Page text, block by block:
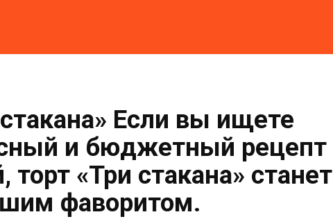
Если вы ищете
и бюджетный рецепт
торт «Три стакана» станет
фаворитом.